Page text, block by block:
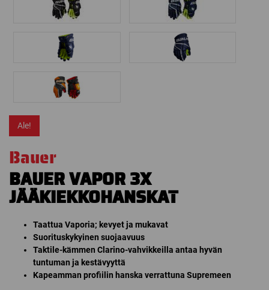
Ale!
Bauer
BAUER VAPOR 3X
JÄÄKIEKKOHANSKAT
Taattua Vaporia; kevyet ja mukavat
Suorituskykyinen suojaavuus
Taktile-kämmen Clarino-vahvikkeilla antaa hyvän
tuntuman ja kestävyyttä
Kapeamman profiilin hanska verrattuna Supremeen